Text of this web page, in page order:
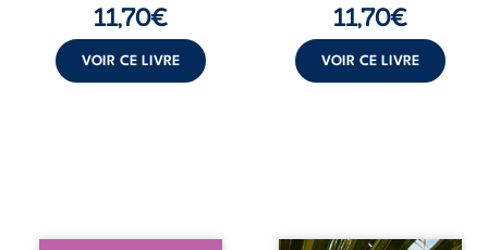
11,70€
VOIR CE LIVRE
11,70€
VOIR CE LIVRE